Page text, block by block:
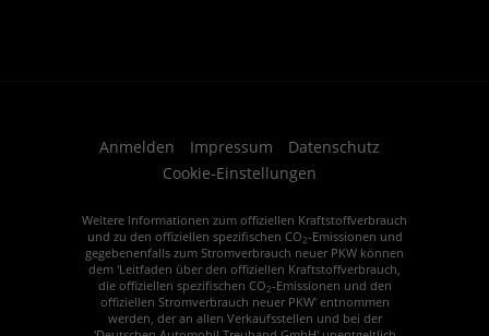
Anmelden Impressum
Datenschutz
Cookie-Einstellungen
Weitere Informationen zum offiziellen Kraftstoffverbrauch
und zu den offiziellen spezifischen CO2-Emissionen und
gegebenenfalls zum Stromverbrauch neuer PKW können
dem 'Leitfaden über den offiziellen Kraftstoffverbrauch,
die offiziellen spezifischen CO2-Emissionen und den
offiziellen Stromverbrauch neuer PKW' entnommen
werden, der an allen Verkaufsstellen und bei der